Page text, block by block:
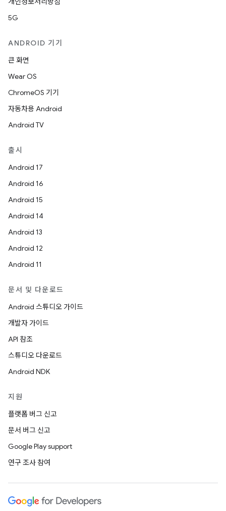
5G
ANDROID 기기
큰 화면
Wear OS
ChromeOS 기기
자동차용 Android
Android TV
출시
Android 17
Android 16
Android 15
Android 14
Android 13
Android 12
Android 11
문서 및 다운로드
Android 스튜디오 가이드
개발자 가이드
API 참조
스튜디오 다운로드
Android NDK
지원
플랫폼 버그 신고
문서 버그 신고
Google Play support
연구 조사 참여